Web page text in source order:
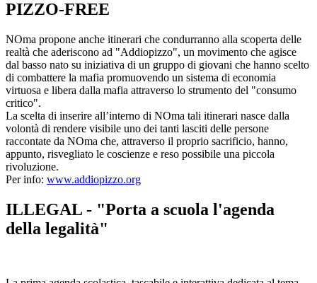
PIZZO-FREE
NOma propone anche itinerari che condurranno alla scoperta delle
realtà che aderiscono ad "Addiopizzo", un movimento che agisce
dal basso nato su iniziativa di un gruppo di giovani che hanno scelto
di combattere la mafia promuovendo un sistema di economia
virtuosa e libera dalla mafia attraverso lo strumento del "consumo
critico".
La scelta di inserire all’interno di NOma tali itinerari nasce dalla
volontà di rendere visibile uno dei tanti lasciti delle persone
raccontate da NOma che, attraverso il proprio sacrificio, hanno,
appunto, risvegliato le coscienze e reso possibile una piccola
rivoluzione.
Per info: www.addiopizzo.org
ILLEGAL - "Porta a scuola l'agenda
della legalità"